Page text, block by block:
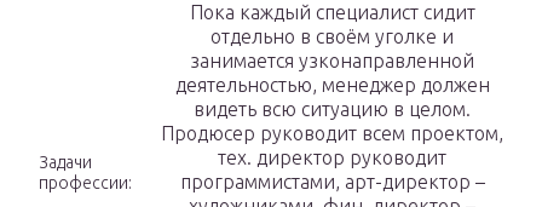
Задачи
профессии:
Пока каждый специалист сидит
отдельно в своём уголке и
занимается узконаправленной
деятельностью, менеджер должен
видеть всю ситуацию в целом.
Продюсер руководит всем проектом,
тех. директор руководит
программистами, арт-директор –